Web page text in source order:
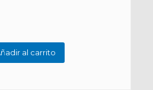
al carrito